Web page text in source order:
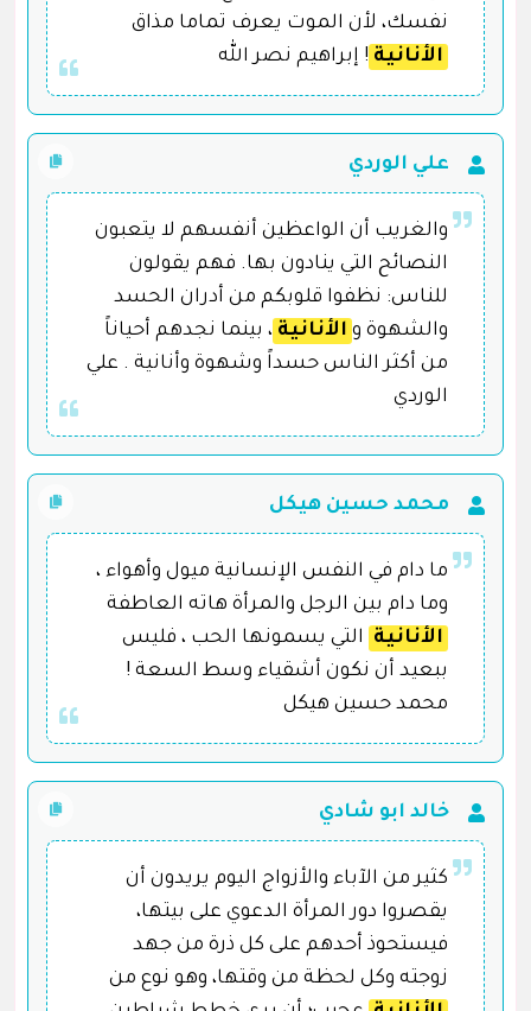
نفسك، لأن الموت يعرف تماما مذاق
الأنانية ! إبراهيم نصر الله
علي الوردي
والغريب أن الواعظين أنفسهم لا يتعبون
النصائح التي ينادون بها. فهم يقولون
للناس: نظفوا قلوبكم من أدران الحسد
والشهوة و الأنانية ، بينما نجدهم أحياناً
من أكثر الناس حسداً وشهوة وأنانية . علي
الوردي
محمد حسين هيكل
ما دام في النفس الإنسانية ميول وأهواء ،
وما دام بين الرجل والمرأة هاته العاطفة
الأنانية
التي يسمونها الحب ، فليس
ببعيد أن نكون أشقياء وسط السعة !
محمد حسين هيكل
خالد ابو شادي
كثير من الآباء والأزواج اليوم يريدون أن
يقصروا دور المرأة الدعوي على بيتها،
فيستحوذ أحدهم على كل ذرة من جهد
زوجته وكل لحظة من وقتها، وهو نوع من